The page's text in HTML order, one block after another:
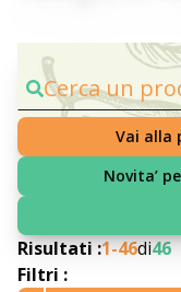
Cerca un
Vai alla
Novita’
Risultati :1-46di46
Filtri :